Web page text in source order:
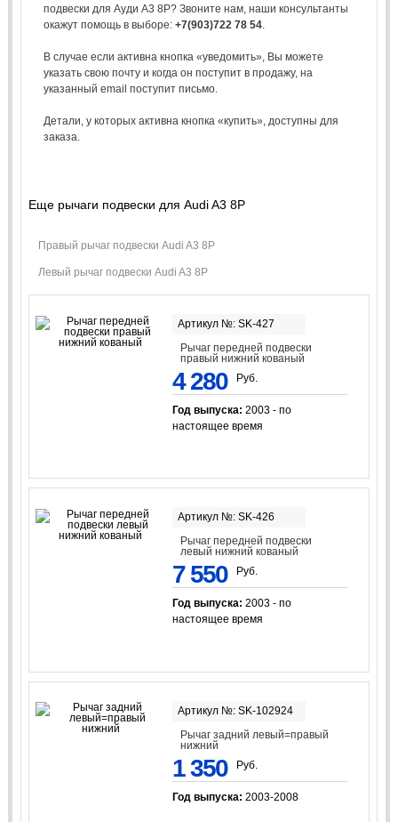
подвески для Ауди А3 8Р? Звоните нам, наши консультанты
окажут помощь в выборе: +7(903)722 78 54.
В случае если активна кнопка «уведомить», Вы можете
указать свою почту и когда он поступит в продажу, на
указанный email поступит письмо.
Детали, у которых активна кнопка «купить», доступны для
заказа.
Еще рычаги подвески для Audi A3 8P
Правый рычаг подвески Audi A3 8P
Левый рычаг подвески Audi A3 8P
Артикул №: SK-427
Рычаг передней подвески
правый нижний кованый
4 280 Руб.
Год выпуска: 2003 - по
настоящее время
Артикул №: SK-426
Рычаг передней подвески
левый нижний кованый
7 550 Руб.
Год выпуска: 2003 - по
настоящее время
Артикул №: SK-102924
Рычаг задний левый=правый
нижний
1 350 Руб.
Год выпуска: 2003-2008